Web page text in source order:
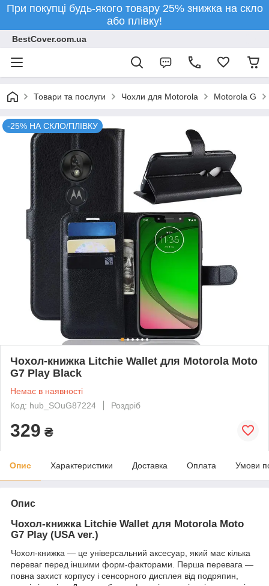
При покупці будь-якого товару 25% знижка на скло
або плівку!
BestCover.com.ua
Товари та послуги Чохли для Motorola Motorola G
-25% НА СКЛО/ПЛІВКУ
Чохол-книжка Litchie Wallet для Motorola Moto
G7 Play Black
Немає в наявності
Код: hub_SOuG87224
Роздріб
329 ₴
Опис Характеристики Доставка Оплата Умови
Опис
Чохол-книжка Litchie Wallet для Motorola Moto
G7 Play (USA ver.)
Чохол-книжка ― це універсальний аксесуар, який має кілька
переваг перед іншими форм-факторами. Перша перевага ―
повна захист корпусу і сенсорного дисплея від подряпин,